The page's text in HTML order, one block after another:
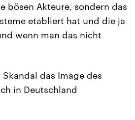
bösen Akteure, sondern das
etabliert hat und die ja
wenn man das nicht
das Image des
in Deutschland